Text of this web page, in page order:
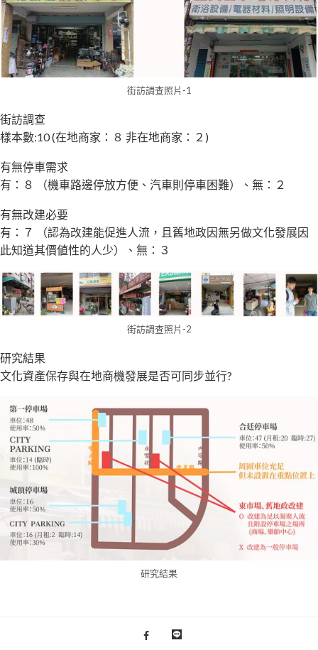
街訪調查照片-1
街訪調查
樣本數:10 (在地商家：８ 非在地商家：２)
有無停車需求
有：８ （機車路邊停放方便、汽車則停車困難）、無：２
有無改建必要
有：７ （認為改建能促進人流，且舊地政因無另做文化發展因
此知道其價値性的人少）、無：３
街訪調查照片-2
研究結果
文化資產保存與在地商機發展是否可同步並行?
研究結果